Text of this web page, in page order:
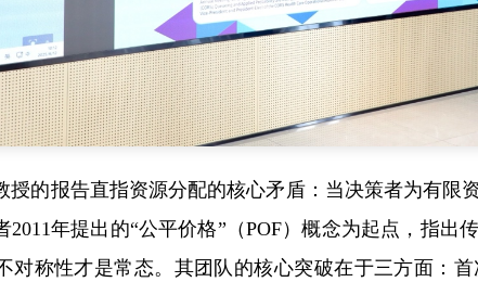
授的报告直指资源分配的核心矛盾：当决策者为有限
2011年提出的“公平价格”（POF）概念为起点，指
对称性才是常态。其团队的核心突破在于三方面：